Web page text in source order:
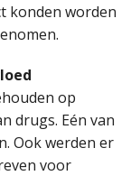
konden worden
op
drugs. Eén van
Ook werden er
voor